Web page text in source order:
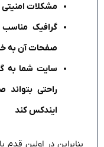
مشکلات
گرافیک
صفحات آن به
سایت شما به
راحتی
ایندکس کند
بنابراین در اولین قدم